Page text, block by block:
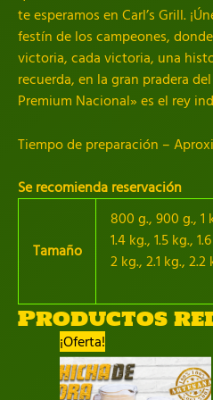
te esperamos en Carl’s Grill.
festín de los campeones,
victoria, cada victoria, una
recuerda, en la gran pradera
Premium Nacional» es el rey
Tiempo de preparación –
Se recomienda reservación
Tamaño
800 g., 900 g., 1
1.4 kg., 1.5 kg.,
2 kg., 2.1 kg., 2.2
Productos
¡Oferta!